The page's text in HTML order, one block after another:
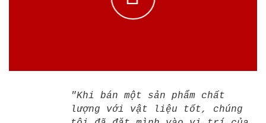
"Khi bán một sản phẩm chất
lượng với vật liệu tốt, chúng